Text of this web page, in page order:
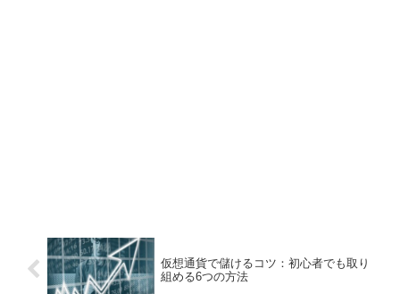
仮想通貨で儲けるコツ：初心者でも取り
組める6つの方法